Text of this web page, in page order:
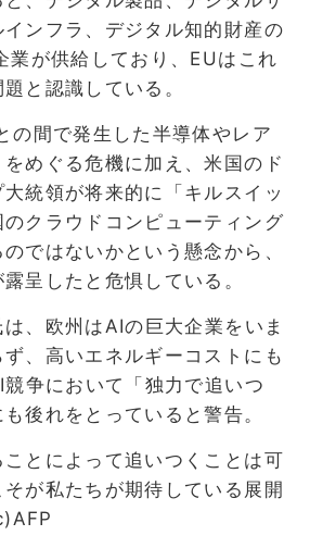
ンフラ、デジタル知的財産の
業が供給しており、EUはこれ
と認識している。
の間で発生した半導体やレア
めぐる危機に加え、米国のド
統領が将来的に「キルスイッ
クラウドコンピューティング
ではないかという懸念から、
呈したと危惧している。
、欧州はAIの巨大企業をいま
、高いエネルギーコストにも
争において「独力で追いつ
後れをとっていると警告。
ことによって追いつくことは可
が私たちが期待している展開